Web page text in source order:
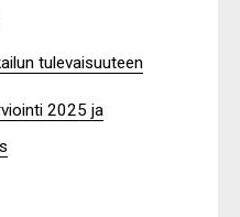
tulevaisuuteen
2025 ja